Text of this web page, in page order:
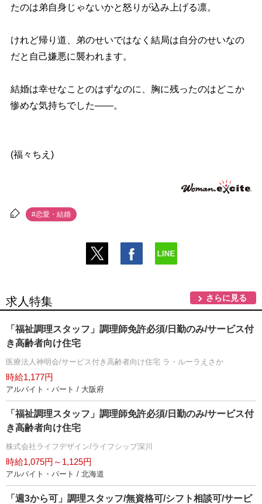
たのは弟自身じゃないかと怒りが込み上げる凛。
けれど帰り道、弟のせいではなく結局は自分のせいなの
だと自己嫌悪に襲われます。
結婚は幸せなことのはずなのに、胸に残ったのはどこか
惨めな気持ちでした――。
(福々ちえ)
#恋愛・結婚
求人特集 さらに見る
「福祉調理スタッフ」調理師免許必須/日勤のみ/サービス付
き高齢者向け住宅
医療法人神明会/サービス付き高齢者向け住宅 ラ・ルーラえさか
時給1,177円
アルバイト・パート / 大阪府
「福祉調理スタッフ」調理師免許必須/日勤のみ/サービス付
き高齢者向け住宅
株式会社ライフデザイン/ライフシップ深川
時給1,075円～1,125円
アルバイト・パート / 北海道
「週3から可」調理スタッフ/無資格可/シフト相談可/サービ